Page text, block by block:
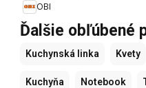
OBI
Ďalšie obľúbené
Kuchynská linka Kvety
Kuchyňa Notebook